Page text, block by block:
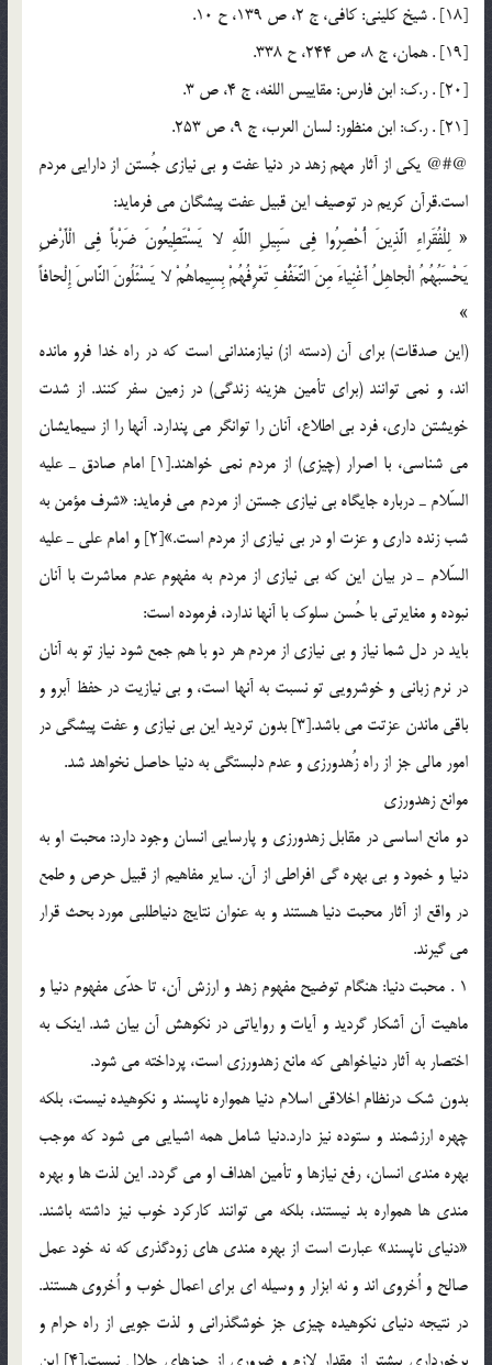
[18] . شيخ كليني: كافي، ج 2، ص 139، ح 10.
[19] . همان، ج 8، ص 244، ح 338.
[20] . ر.ك: ابن فارس: مقاييس اللغه، ج 4، ص 3.
[21] . ر.ك: ابن منظور: لسان العرب، ج 9، ص 253.
@#@ يكي از آثار مهم زهد در دنيا عفت و بي نيازي جُستن از دارايي مردم
است.قرآن كريم در توصيف اين قبيل عفت پيشگان مي فرمايد:
« لِلْفُقَراءِ الَّذِينَ أُحْصِرُوا فِي سَبِيلِ اللَّهِ لا يَسْتَطِيعُونَ ضَرْباً فِي الْأَرْضِ
يَحْسَبُهُمُ الْجاهِلُ أَغْنِياءَ مِنَ التَّعَفُّفِ تَعْرِفُهُمْ بِسِيماهُمْ لا يَسْئَلُونَ النَّاسَ إِلْحافاً
»
(اين صدقات) براي آن (دسته از) نيازمنداني است كه در راه خدا فرو مانده
اند، و نمي توانند (براي تأمين هزينه زندگي) در زمين سفر كنند. از شدت
خويشتن داري، فرد بي اطلاع، آنان را توانگر مي پندارد. آنها را از سيمايشان
مي شناسي، با اصرار (چيزي) از مردم نمي خواهند.[1] امام صادق ـ عليه
السّلام ـ درباره جايگاه بي نيازي جستن از مردم مي فرمايد: «شرف مؤمن به
شب زنده داري و عزت او در بي نيازي از مردم است.»[2] و امام علي ـ عليه
السّلام ـ در بيان اين كه بي نيازي از مردم به مفهوم عدم معاشرت با آنان
نبوده و مغايرتي با حُسن سلوك با آنها ندارد، فرموده است:
بايد در دل شما نياز و بي نيازي از مردم هر دو با هم جمع شود نياز تو به آنان
در نرم زباني و خوشرويي تو نسبت به آنها است، و بي نيازيت در حفظ آبرو و
باقي ماندن عزتت مي باشد.[3] بدون ترديد اين بي نيازي و عفت پيشگي در
امور مالي جز از راه زُهدورزي و عدم دلبستگي به دنيا حاصل نخواهد شد.
موانع زهدورزي
دو مانع اساسي در مقابل زهدورزي و پارسايي انسان وجود دارد: محبت او به
دنيا و خمود و بي بهره گي افراطي از آن. ساير مفاهيم از قبيل حرص و طمع
در واقع از آثار محبت دنيا هستند و به عنوان نتايج دنياطلبي مورد بحث قرار
مي گيرند.
1 . محبت دنيا: هنگام توضيح مفهوم زهد و ارزش آن، تا حدّي مفهوم دنيا و
ماهيت آن آشكار گرديد و آيات و رواياتي در نكوهش آن بيان شد. اينك به
اختصار به آثار دنياخواهي كه مانع زهدورزي است، پرداخته مي شود.
بدون شك درنظام اخلاقي اسلام دنيا همواره ناپسند و نكوهيده نيست، بلكه
چهره ارزشمند و ستوده نيز دارد.دنيا شامل همه اشيايي مي شود كه موجب
بهره مندي انسان، رفع نيازها و تأمين اهداف او مي گردد. اين لذت ها و بهره
مندي ها همواره بد نيستند، بلكه مي توانند كاركرد خوب نيز داشته باشند.
«دنياي ناپسند» عبارت است از بهره مندي هاي زودگذري كه نه خود عمل
صالح و اُخروي اند و نه ابزار و وسيله اي براي اعمال خوب و اُخروي هستند.
در نتيجه دنياي نكوهيده چيزي جز خوشگذراني و لذت جويي از راه حرام و